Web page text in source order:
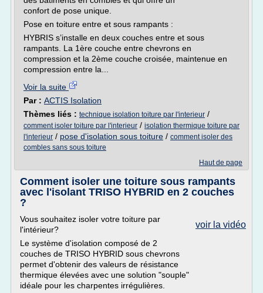
confort de pose unique.
Pose en toiture entre et sous rampants :
HYBRIS s’installe en deux couches entre et sous
rampants. La 1ère couche entre chevrons en
compression et la 2ème couche croisée, maintenue en
compression entre la...
Voir la suite
Par : ACTIS Isolation
Thèmes liés : technique isolation toiture par l'interieur /
comment isoler toiture par l'interieur / isolation thermique toiture par
l'interieur / pose d'isolation sous toiture / comment isoler des
combles sans sous toiture
Haut de page
Comment isoler une toiture sous rampants
avec l'isolant TRISO HYBRID en 2 couches
?
voir la vidéo
Vous souhaitez isoler votre toiture par
l'intérieur?
Le système d'isolation composé de 2
couches de TRISO HYBRID sous chevrons
permet d'obtenir des valeurs de résistance
thermique élevées avec une solution "souple"
idéale pour les charpentes irrégulières.